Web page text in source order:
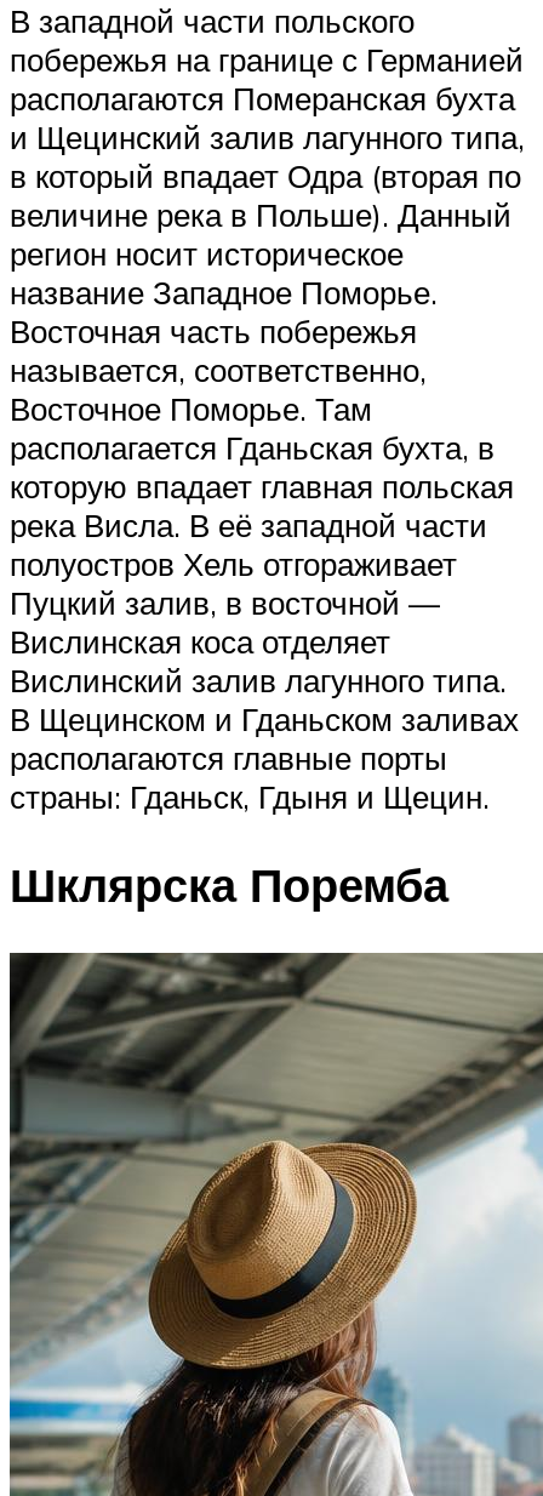
В западной части польского
побережья на границе с Германией
располагаются Померанская бухта
и Щецинский залив лагунного типа,
в который впадает Одра (вторая по
величине река в Польше). Данный
регион носит историческое
название Западное Поморье.
Восточная часть побережья
называется, соответственно,
Восточное Поморье. Там
располагается Гданьская бухта, в
которую впадает главная польская
река Висла. В её западной части
полуостров Хель отгораживает
Пуцкий залив, в восточной —
Вислинская коса отделяет
Вислинский залив лагунного типа.
В Щецинском и Гданьском заливах
располагаются главные порты
страны: Гданьск, Гдыня и Щецин.
Шклярска Поремба